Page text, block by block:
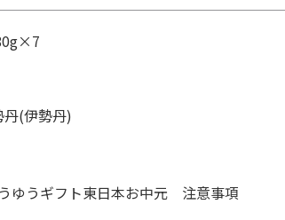
(伊勢丹)
ゆうギフト東日本お中元 注意事項